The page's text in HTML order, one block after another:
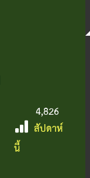
4,826
สัปดาห์
นี้